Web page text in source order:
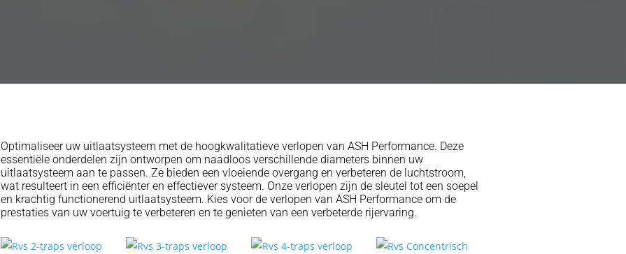
Optimaliseer uw uitlaatsysteem met de hoogkwalitatieve verlopen van ASH Performance. Deze
essentiële onderdelen zijn ontworpen om naadloos verschillende diameters binnen uw
uitlaatsysteem aan te passen. Ze bieden een vloeiende overgang en verbeteren de luchtstroom,
wat resulteert in een efficiënter en effectiever systeem. Onze verlopen zijn de sleutel tot een soepel
en krachtig functionerend uitlaatsysteem. Kies voor de verlopen van ASH Performance om de
prestaties van uw voertuig te verbeteren en te genieten van een verbeterde rijervaring.